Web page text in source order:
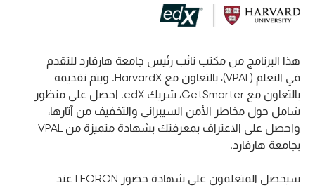
هذا البرنامج من مكتب نائب رئيس جامعة هارفارد للتقدم
في التعلم (VPAL)، بالتعاون مع HarvardX. ويتم تقديمه
بالتعاون مع GetSmarter، شريك edX. احصل على منظور
شامل حول مخاطر الأمن السيبراني والتخفيف من آثارها،
واحصل على الاعتراف بمعرفتك بشهادة متميزة من VPAL
بجامعة هارفارد.
سيحصل المتعلمون على شهادة حضور LEORON عند